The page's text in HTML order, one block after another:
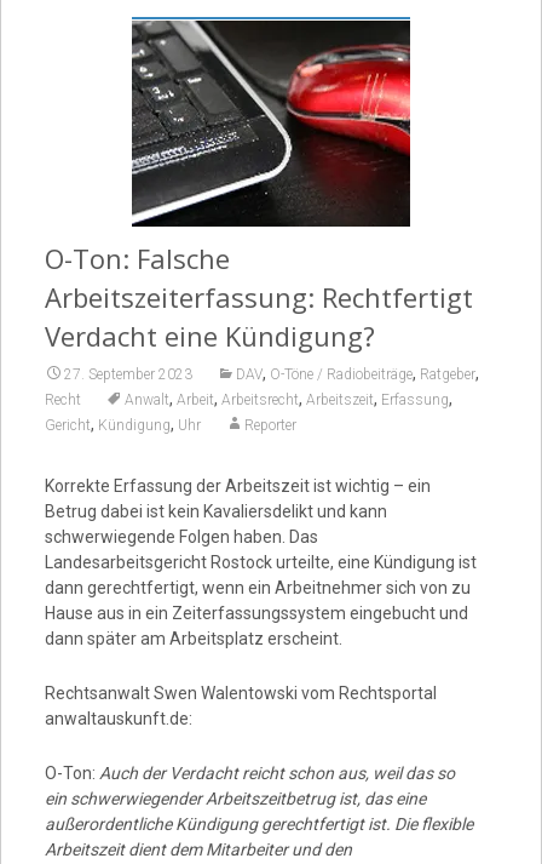
Nachrichten, Texte, Podcast, O-Töne,
O-Ton: Falsche
Arbeitszeiterfassung: Rechtfertigt
Verdacht eine Kündigung?
27. September 2023 DAV, O-Töne / Radiobeiträge, Ratgeber,
Recht Anwalt, Arbeit, Arbeitsrecht, Arbeitszeit, Erfassung,
Gericht, Kündigung, Uhr Reporter
Korrekte Erfassung der Arbeitszeit ist wichtig – ein
Betrug dabei ist kein Kavaliersdelikt und kann
schwerwiegende Folgen haben. Das
Landesarbeitsgericht Rostock urteilte, eine Kündigung ist
dann gerechtfertigt, wenn ein Arbeitnehmer sich von zu
Hause aus in ein Zeiterfassungssystem eingebucht und
dann später am Arbeitsplatz erscheint.
Rechtsanwalt Swen Walentowski vom Rechtsportal
anwaltauskunft.de:
O-Ton: Auch der Verdacht reicht schon aus, weil das so
ein schwerwiegender Arbeitszeitbetrug ist, das eine
außerordentliche Kündigung gerechtfertigt ist. Die flexible
Arbeitszeit dient dem Mitarbeiter und den